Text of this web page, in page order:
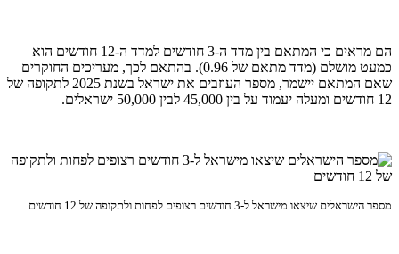
הם מראים כי המתאם בין מדד ה-3 חודשים למדד ה-12 חודשים הוא
כמעט מושלם (מדד מתאם של 0.96). בהתאם לכך, מעריכים החוקרים
שאם המתאם יישמר, מספר העוזבים את ישראל בשנת 2025 לתקופה של
12 חודשים ומעלה יעמוד על בין 45,000 לבין 50,000 ישראלים.
מספר הישראלים שיצאו מישראל ל-3 חודשים רצופים לפחות ולתקופה של 12 חודשים